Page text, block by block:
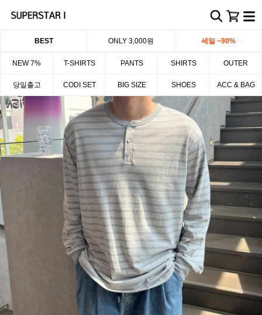
BEST ONLY 3,000원 세일 ~90%
NEW 7% T-SHIRTS PANTS SHIRTS OUTER
당일출고 CODI SET BIG SIZE SHOES ACC & BAG